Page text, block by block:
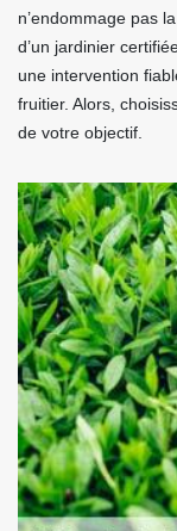
n’endommage pas
d’un jardinier
une intervention
fruitier. Alors,
de votre objectif.